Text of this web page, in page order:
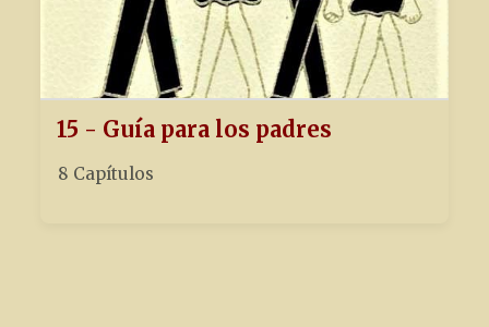
15 - Guía para los padres
8 Capítulos